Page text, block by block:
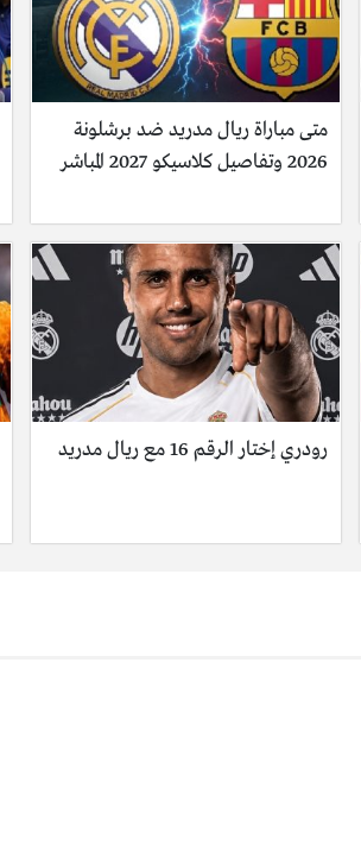
متى مباراة ريال مدريد ضد برشلونة
2026 وتفاصيل كلاسيكو 2027 المباشر
رودري إختار الرقم 16 مع ريال مدريد